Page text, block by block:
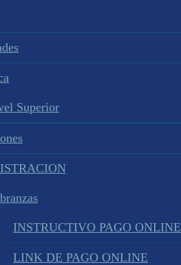
Superior
INSTRUCTIVO PAGO ONLINE
LINK DE PAGO ONLINE